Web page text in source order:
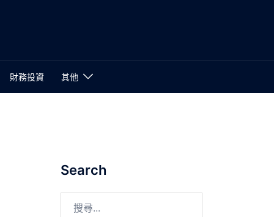
財務投資 其他
Search